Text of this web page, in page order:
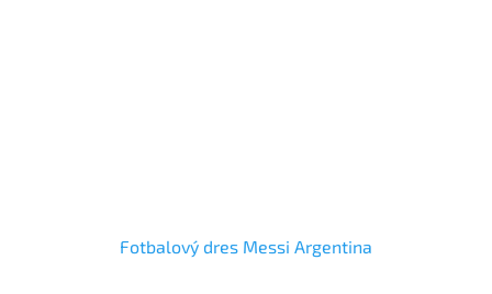
Fotbalový dres Messi Argentina